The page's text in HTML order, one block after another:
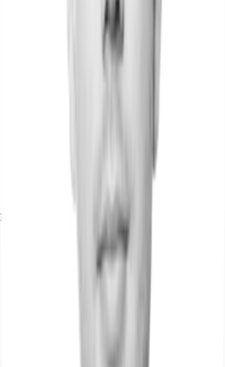
Exposé herunterladen